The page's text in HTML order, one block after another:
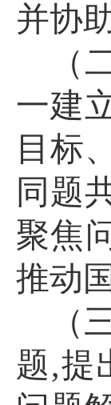
并协
（
一建
目标
同题
聚焦
推动
（
题,提